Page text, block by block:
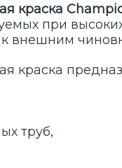
краска
при
к внешним
краска
труб,